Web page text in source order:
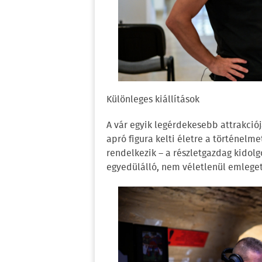
Különleges kiállítások
A vár egyik legérdekesebb
apró figura kelti életre a
rendelkezik – a részletgazdag
egyedülálló, nem véletlenül